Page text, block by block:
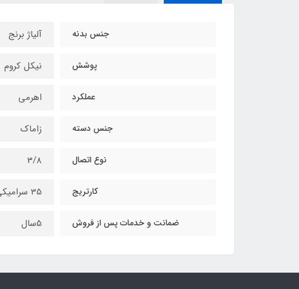
جنس بدنه آلیاژ برنج
پوشش نیکل کروم
عملکرد اهرمی
جنس دسته زاماک
نوع اتصال 3/8
کارتریج 35 سرامیکی و بی صدا
ضمانت و خدمات پس از فروش 5سال